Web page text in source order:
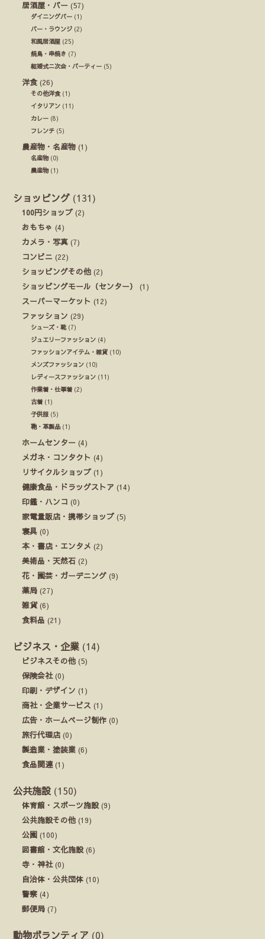
居酒屋・バー (57)
ダイニングバー (1)
バー・ラウンジ (2)
和風居酒屋 (25)
焼鳥・串焼き (7)
結婚式ニ次会・パーティー (5)
洋食 (26)
その他洋食(1)
イタリアン (11)
カレー (8)
フレンチ (5)
農産物・名産物 (1)
名産物(0)
農産物(1)
ショッピング (131)
100円ショップ (2)
おもちゃ (4)
カメラ・写真 (7)
コンビニ (22)
ショッピングその他 (2)
ショッピングモール（センター）
(1)
スーパーマーケット (12)
ファッション (29)
シューズ・靴(7)
ジュエリーファッション (4)
ファッションアイテム・雑貨 (10)
メンズファッション (10)
レディースファッション (11)
作業着・仕事着 (2)
古着 (1)
子供服 (5)
鞄・革製品 (1)
ホームセンター (4)
メガネ・コンタクト (4)
リサイクルショップ (1)
健康食品・ドラッグストア (14)
印鑑・ハンコ (0)
家電量販店・携帯ショップ (5)
寝具 (0)
本・書店・エンタメ (2)
美術品・天然石 (2)
花・園芸・ガーデニング (9)
薬局 (27)
雑貨(6)
食料品 (21)
ビジネス・企業 (14)
ビジネスその他 (5)
保険会社(0)
印刷・デザイン (1)
商社・企業サービス (1)
広告・ホームページ制作 (0)
旅行代理店 (0)
製造業・塗装業 (6)
食品関連 (1)
公共施設 (150)
体育館・スポーツ施設(9)
公共施設その他 (19)
公園 (100)
図書館・文化施設(6)
寺・神社(0)
自治体・公共団体 (10)
警察 (4)
郵便局 (7)
動物ボランティア (0)